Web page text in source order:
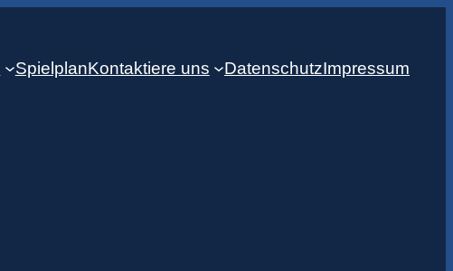
SpielplanKontaktiere uns DatenschutzImpressum